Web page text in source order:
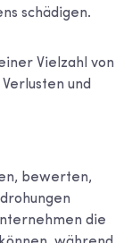
schädigen.
Vielzahl von
und
bewerten,
die